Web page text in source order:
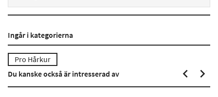
Ingår i kategorierna
Pro Hårkur
Du kanske också är intresserad av